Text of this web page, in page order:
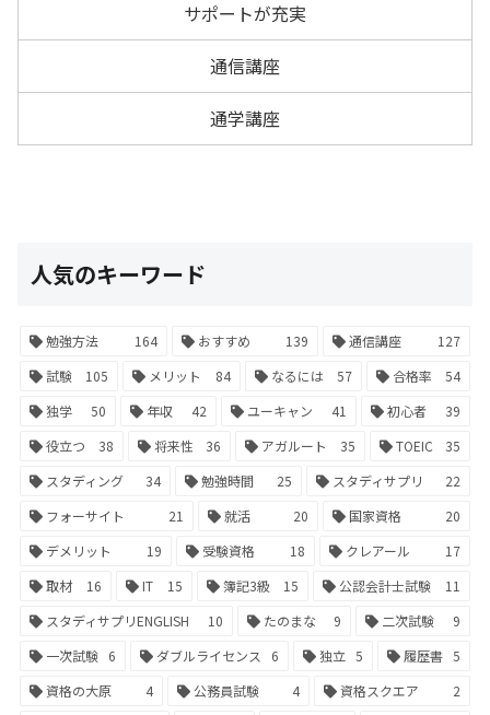
サポートが充実
通信講座
通学講座
人気のキーワード
勉強方法 164 おすすめ 139 通信講座
127
試験
105 メリット 84 なるには 57 合格率
54
独学
50 年収 42 ユーキャン 41 初心者
39
役立つ
38 将来性 36 アガルート 35 TOEIC
35
スタディング
34 勉強時間 25 スタディサプリ
22
フォーサイト
21 就活 20 国家資格
20
デメリット
19 受験資格 18 クレアール
17
取材
16 IT 15 簿記3級 15 公認会計士試験
11
スタディサプリENGLISH
10 たのまな 9 二次試験
9
一次試験 6 ダブルライセンス 6 独立 5 履歴書 5
資格の大原
4 公務員試験 4 資格スクエア
2